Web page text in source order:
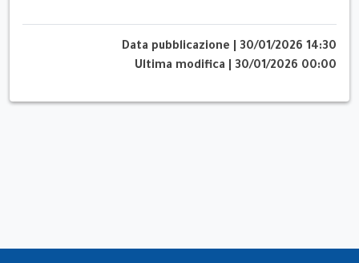
Data pubblicazione
30/01/2026 14:30
Ultima modifica
30/01/2026 00:00